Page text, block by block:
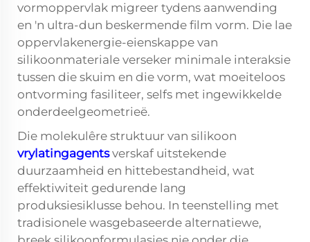
vormoppervlak migreer tydens aanwending
en 'n ultra-dun beskermende film vorm. Die lae
oppervlakenergie-eienskappe van
silikoonmateriale verseker minimale interaksie
tussen die skuim en die vorm, wat moeiteloos
ontvorming fasiliteer, selfs met ingewikkelde
onderdeelgeometrieë.
Die molekulêre struktuur van silikoon
vrylatingagentsverskaf uitstekende
duurzaamheid en hittebestandheid, wat
effektiwiteit gedurende lang
produksiesiklusse behou. In teenstelling met
tradisionele wasgebaseerde alternatiewe,